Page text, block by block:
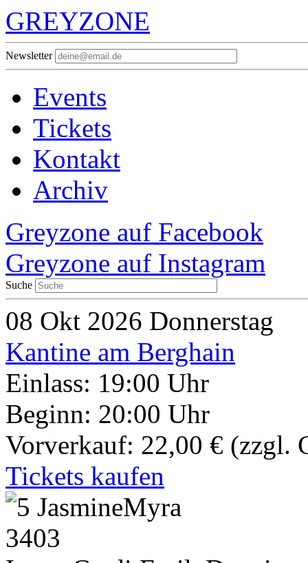
GREYZONE
Newsletter
Events
Tickets
Kontakt
Archiv
Greyzone auf Facebook
Greyzone auf Instagram
Suche
08 Okt 2026 Donnerstag
Kantine am Berghain
Einlass: 19:00 Uhr
Beginn: 20:00 Uhr
Vorverkauf: 22,00 € (zzgl.
Tickets kaufen